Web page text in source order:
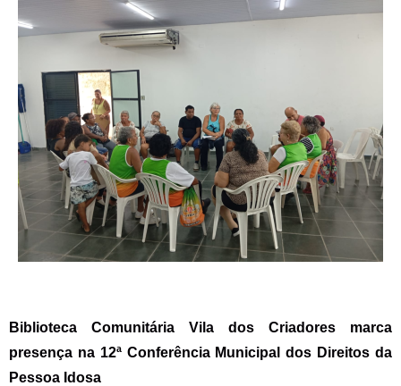
Biblioteca Comunitária Vila dos Criadores marca
presença na 12ª Conferência Municipal dos Direitos da
Pessoa Idosa